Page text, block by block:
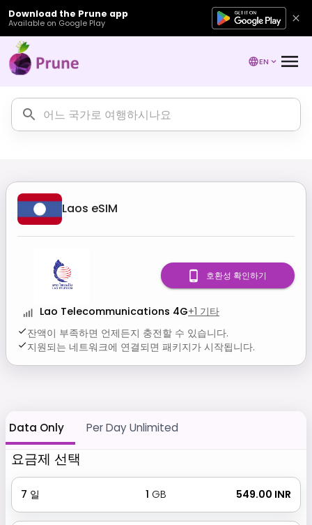
Download the Prune app
Available on Google Play
EN
Laos eSIM
Lao Telecommunications 4G+1 기타
잔액이 부족하면 언제든지 충전할 수 있습니다.
지원되는 네트워크에 연결되면 패키지가 시작됩니다.
호환성 확인하기
Data Only Per Day Unlimited
요금제 선택
7 일 1 GB ₹ 549.00 INR